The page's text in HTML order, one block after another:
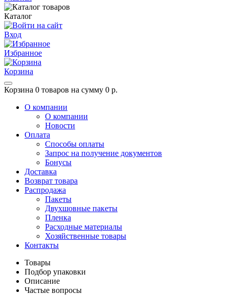
Каталог
Вход
Избранное
Корзина
Корзина 0 товаров на сумму 0 р.
О компании
О компании
Новости
Оплата
Способы оплаты
Запрос на получение документов
Бонусы
Доставка
Возврат товара
Распродажа
Пакеты
Двухшовные пакеты
Пленка
Расходные материалы
Хозяйственные товары
Контакты
Товары
Подбор упаковки
Описание
Частые вопросы